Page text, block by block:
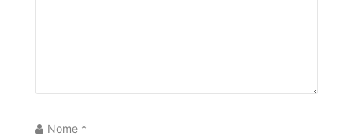
Nome *